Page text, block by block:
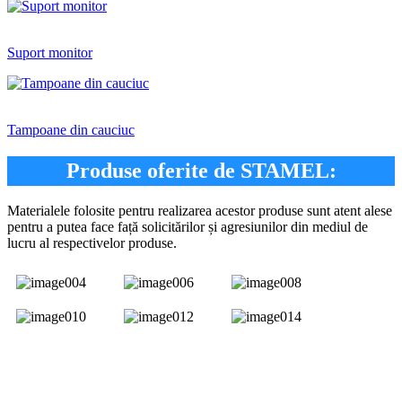
Suport monitor
Tampoane din cauciuc
Produse oferite de STAMEL:
Materialele folosite pentru realizarea acestor produse sunt atent alese
pentru a putea face față solicitărilor și agresiunilor din mediul de
lucru al respectivelor produse.